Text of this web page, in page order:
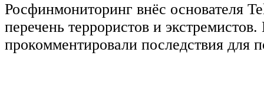
Росфинмониторинг внёс основателя
перечень террористов и
прокомментировали последствия для